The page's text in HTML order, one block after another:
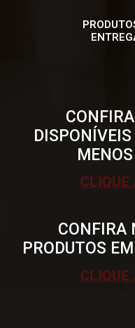
CLIQUE
CONFIRA
PRODUTOS
CLIQUE